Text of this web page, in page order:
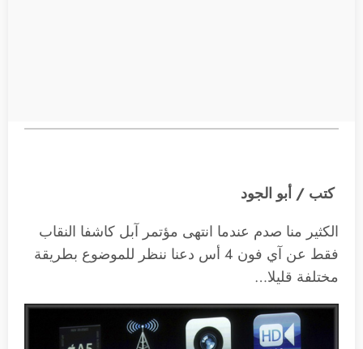
كتب / أبو الجود
الكثير منا صدم عندما انتهى مؤتمر آبل كاشفا النقاب
فقط عن آي فون 4 أس دعنا ننظر للموضوع بطريقة
مختلفة قليلا…